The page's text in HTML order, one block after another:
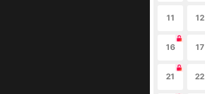
11 12
16 17
21 22